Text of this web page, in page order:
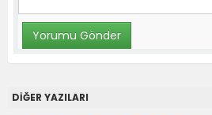
DİĞER YAZILARI